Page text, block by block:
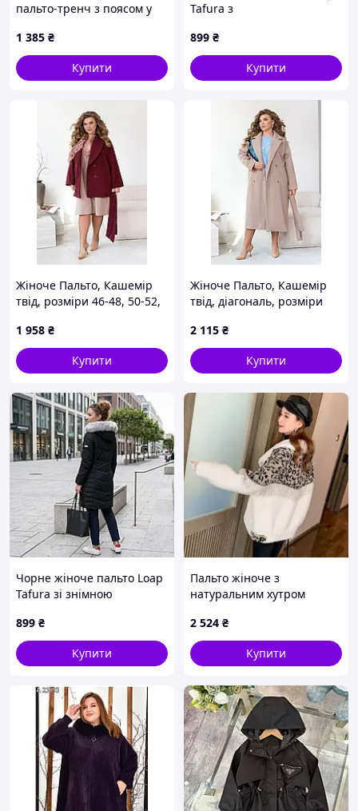
пальто-тренч з поясом у
1 385 ₴
Купити
Tafura з
покриттям
899 ₴
Купити
Жіноче Пальто, Кашемір
твід, розміри 46-48, 50-52,
Бордовий
1 958 ₴
Купити
Жіноче Пальто, Кашемір
твід, діагональ, розміри
62-64, 66-68, Бежевий
2 115 ₴
Купити
Чорне жіноче пальто Loap
Tafura зі знімною
899 ₴
Купити
Пальто жіноче з
натуральним хутром
2 524 ₴
Купити